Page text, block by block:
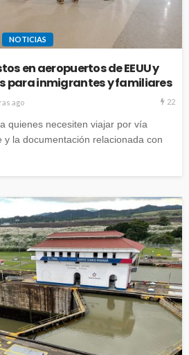
NOTICIAS
en aeropuertos de EEUU y
para inmigrantes y familiares
ago 22
quienes necesiten viajar por vía
la documentación relacionada con